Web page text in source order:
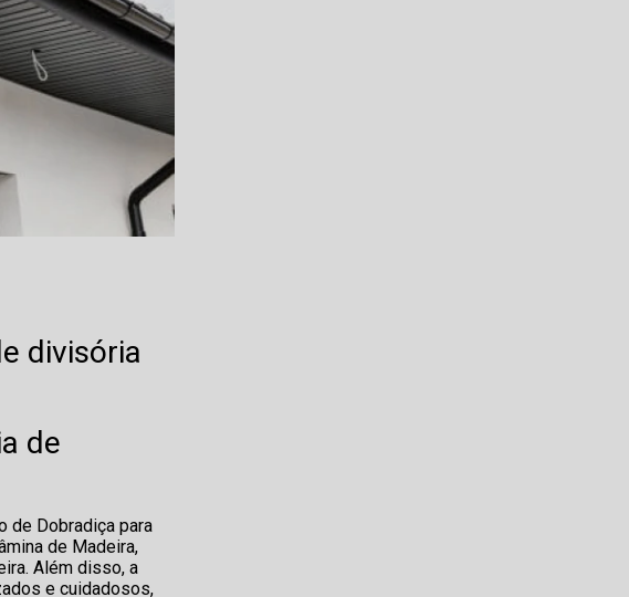
divisória
de
de Dobradiça para
de Madeira,
Além disso, a
e cuidadosos,